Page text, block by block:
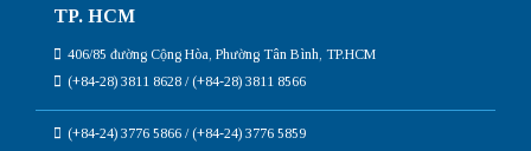
TP. HCM
406/85 đường Cộng Hòa, Phường Tân Bình, TP.HCM
(+84-28) 3811 8628 / (+84-28) 3811 8566
(+84-24) 3776 5866 / (+84-24) 3776 5859